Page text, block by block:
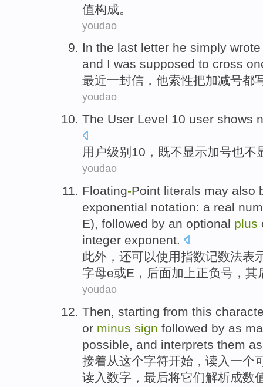
值构成。
youdao
In the last letter he simply wrote
and I was supposed to cross
最近一封信， 他索性把加减号都
youdao
The User Level 10 user shows
用户级别 10 ， 既不显示加号也不
youdao
Floating-Point literals may also
exponential notation: a real
E), followed by an optional plus
integer exponent.
此外， 还可以使用指数记数法表
字母e或E， 后面加上正负号， 其
youdao
Then, starting from this
or minus sign followed by as
possible, and interprets them
接着从这个字符开始 ， 读入 一个
读入数字 ， 最后将它们解析成数